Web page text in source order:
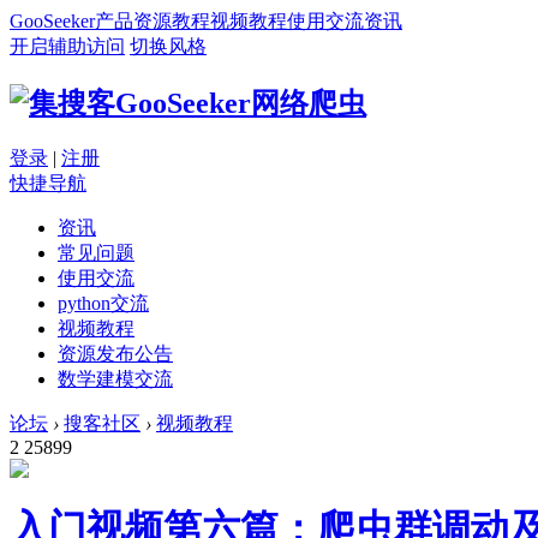
GooSeeker产品资源教程视频教程使用交流资讯
开启辅助访问 切换风格
登录 | 注册
快捷导航
资讯
常见问题
使用交流
python交流
视频教程
资源发布公告
数学建模交流
论坛 › 搜客社区 › 视频教程
2 25899
入门视频第六篇：爬虫群调动